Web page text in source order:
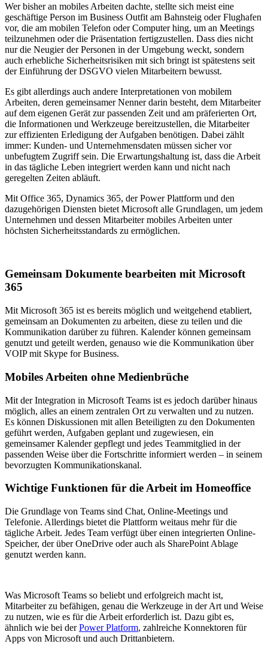
Wer bisher an mobiles Arbeiten dachte, stellte sich meist eine
geschäftige Person im Business Outfit am Bahnsteig oder Flughafen
vor, die am mobilen Telefon oder Computer hing, um an Meetings
teilzunehmen oder die Präsentation fertigzustellen. Dass dies nicht
nur die Neugier der Personen in der Umgebung weckt, sondern
auch erhebliche Sicherheitsrisiken mit sich bringt ist spätestens seit
der Einführung der DSGVO vielen Mitarbeitern bewusst.
Es gibt allerdings auch andere Interpretationen von mobilem
Arbeiten, deren gemeinsamer Nenner darin besteht, dem Mitarbeiter
auf dem eigenen Gerät zur passenden Zeit und am präferierten Ort,
die Informationen und Werkzeuge bereitzustellen, die Mitarbeiter
zur effizienten Erledigung der Aufgaben benötigen. Dabei zählt
immer: Kunden- und Unternehmensdaten müssen sicher vor
unbefugtem Zugriff sein. Die Erwartungshaltung ist, dass die Arbeit
in das tägliche Leben integriert werden kann und nicht nach
geregelten Zeiten abläuft.
Mit Office 365, Dynamics 365, der Power Plattform und den
dazugehörigen Diensten bietet Microsoft alle Grundlagen, um jedem
Unternehmen und dessen Mitarbeiter mobiles Arbeiten unter
höchsten Sicherheitsstandards zu ermöglichen.
Gemeinsam Dokumente bearbeiten mit Microsoft
365
Mit Microsoft 365 ist es bereits möglich und weitgehend etabliert,
gemeinsam an Dokumenten zu arbeiten, diese zu teilen und die
Kommunikation darüber zu führen. Kalender können gemeinsam
genutzt und geteilt werden, genauso wie die Kommunikation über
VOIP mit Skype for Business.
Mobiles Arbeiten ohne Medienbrüche
Mit der Integration in Microsoft Teams ist es jedoch darüber hinaus
möglich, alles an einem zentralen Ort zu verwalten und zu nutzen.
Es können Diskussionen mit allen Beteiligten zu den Dokumenten
geführt werden, Aufgaben geplant und zugewiesen, ein
gemeinsamer Kalender gepflegt und jedes Teammitglied in der
passenden Weise über die Fortschritte informiert werden – in seinem
bevorzugten Kommunikationskanal.
Wichtige Funktionen für die Arbeit im Homeoffice
Die Grundlage von Teams sind Chat, Online-Meetings und
Telefonie. Allerdings bietet die Plattform weitaus mehr für die
tägliche Arbeit. Jedes Team verfügt über einen integrierten Online-
Speicher, der über OneDrive oder auch als SharePoint Ablage
genutzt werden kann.
Was Microsoft Teams so beliebt und erfolgreich macht ist,
Mitarbeiter zu befähigen, genau die Werkzeuge in der Art und Weise
zu nutzen, wie es für die Arbeit erforderlich ist. Dazu gibt es,
ähnlich wie bei derPower Platform, zahlreiche Konnektoren für
Apps von Microsoft und auch Drittanbietern.